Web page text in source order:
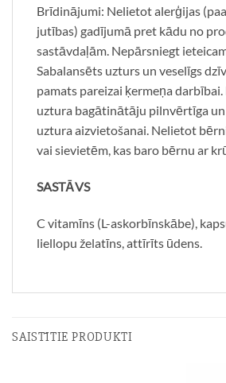
Brīdinājumi: Nelietot alerģijas
jutības) gadījumā pret kādu no
sastāvdaļām. Nepārsniegt
Sabalansēts uzturs un veselīgs
pamats pareizai ķermeņa
uztura bagātinātāju pilnvērtīga un
uztura aizvietošanai. Nelietot
vai sievietēm, kas baro bērnu ar
SASTĀVS
C vitamīns (L-askorbīnskābe),
liellopu želatīns, attīrīts ūdens.
SAISTĪTIE PRODUKTI